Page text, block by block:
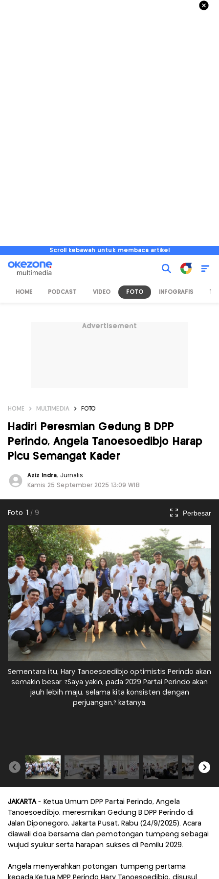
Scroll kebawah untuk membaca artikel
HOME PODCAST VIDEO FOTO INFOGRAFIS TV
Advertisement
HOME MULTIMEDIA FOTO
Hadiri Peresmian Gedung B DPP
Perindo, Angela Tanoesoedibjo Harap
Picu Semangat Kader
Aziz Indra, Jurnalis
Kamis 25 September 2025 13:09 WIB
Foto 1 / 9 Perbesar
Sementara itu, Hary Tanoesoedibjo optimistis Perindo akan
semakin besar. ?Saya yakin, pada 2029 Partai Perindo akan
jauh lebih maju, selama kita konsisten dengan
perjuangan,? katanya.
JAKARTA - Ketua Umum DPP Partai Perindo, Angela
Tanoesoedibjo, meresmikan Gedung B DPP Perindo di
Jalan Diponegoro, Jakarta Pusat, Rabu (24/9/2025). Acara
diawali doa bersama dan pemotongan tumpeng sebagai
wujud syukur serta harapan sukses di Pemilu 2029.
Angela menyerahkan potongan tumpeng pertama
kepada Ketua MPP Perindo Hary Tanoesoedibjo, disusul